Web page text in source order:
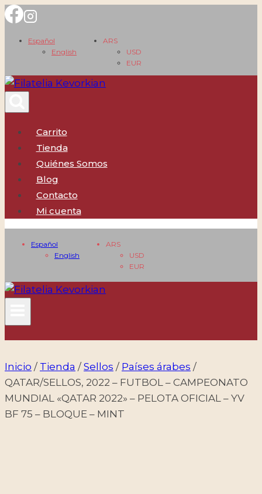
Saltar
contenido
Español
English
ARS
USD
EUR
Carrito
Tienda
Quiénes Somos
Blog
Contacto
Mi cuenta
Español
English
ARS
USD
EUR
Inicio / Tienda / Sellos / Países árabes /
QATAR/SELLOS, 2022 – FUTBOL – CAMPEONATO
MUNDIAL «QATAR 2022» – PELOTA OFICIAL – YV
BF 75 – BLOQUE – MINT